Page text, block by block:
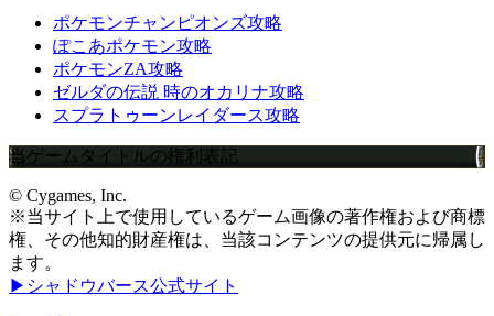
ポケモンチャンピオンズ攻略
ぽこあポケモン攻略
ポケモンZA攻略
ゼルダの伝説 時のオカリナ攻略
スプラトゥーンレイダース攻略
当ゲームタイトルの権利表記
© Cygames, Inc.
※当サイト上で使用しているゲーム画像の著作権および商標
権、その他知的財産権は、当該コンテンツの提供元に帰属し
ます。
▶シャドウバース公式サイト